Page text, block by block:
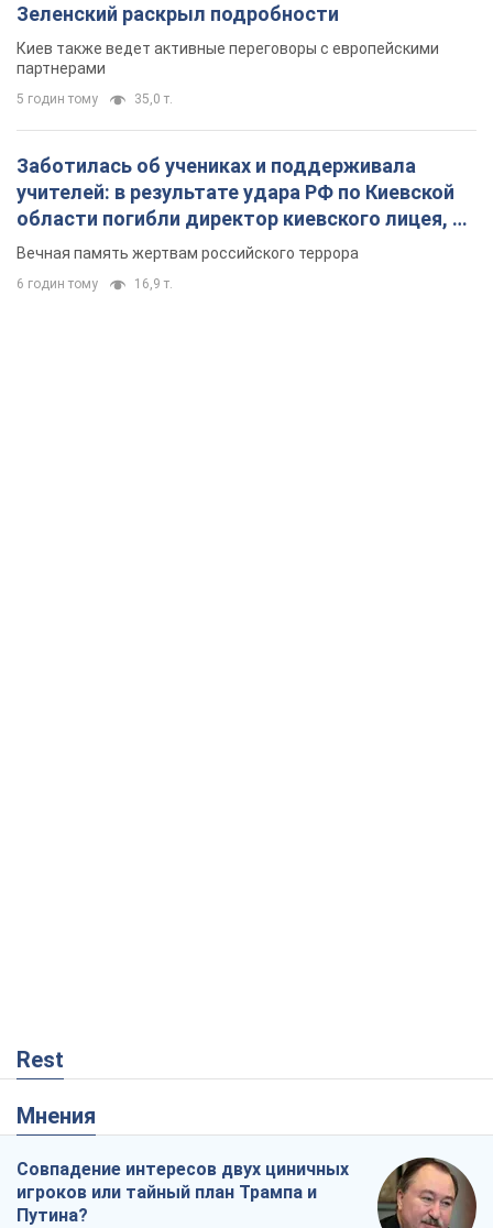
Зеленский раскрыл подробности
Киев также ведет активные переговоры с европейскими
партнерами
5 годин тому 35,0 т.
Заботилась об учениках и поддерживала
учителей: в результате удара РФ по Киевской
области погибли директор киевского лицея, её
муж и внук
Вечная память жертвам российского террора
6 годин тому 16,9 т.
Rest
Мнения
Совпадение интересов двух циничных
игроков или тайный план Трампа и
Путина?